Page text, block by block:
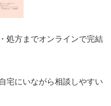
処方までオンラインで完結
宅にいながら相談しやすい